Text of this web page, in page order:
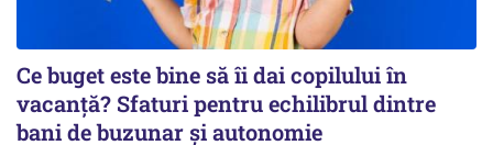
Ce buget este bine să îi dai copilului în
vacanță? Sfaturi pentru echilibrul dintre
bani de buzunar și autonomie